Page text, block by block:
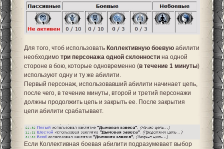
Для того, чтоб использовать Коллективную боевую абилити
необходимо три персонажа одной склонности на одной
стороне в бою, которые одновременно (в течение 1 минуты)
используют одну и ту же абилити.
Первый персонаж, использовавший абилити начинает цепь,
после чего, в течение минуты, второй и третий персонажи
должны продолжить цепь и закрыть ее. После закрытия
цепи абилити срабатывает.
Если Коллективная боевая абилити подразумевает выбор